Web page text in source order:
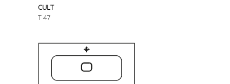
CULT
T 47